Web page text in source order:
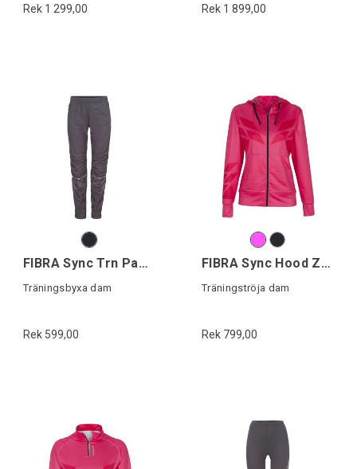
Rek 1 299,00 Rek 1 899,00
FIBRA Sync Trn Pant W
Träningsbyxa dam
Rek 599,00
FIBRA Sync Hood Zip W
Träningströja dam
Rek 799,00